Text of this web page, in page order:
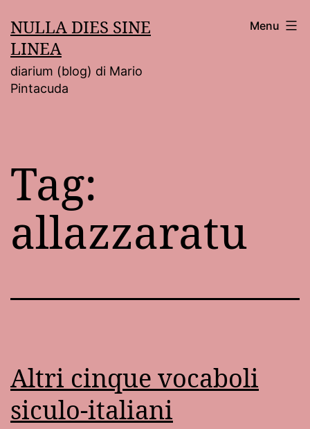
al
contenuto
NULLA DIES SINE
LINEA
diarium (blog) di Mario
Pintacuda
Menu
Tag:
allazzaratu
Altri cinque vocaboli
siculo-italiani